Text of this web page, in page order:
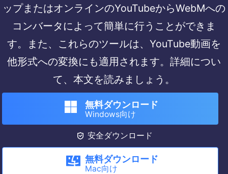
ップまたはオンラインのYouTubeからWebMへの
コンバータによって簡単に行うことができま
す。また、これらのツールは、YouTube動画を
他形式への変換にも適用されます。詳細につい
て、本文を読みましょう。
無料ダウンロード
Windows向け
 安全ダウンロード
無料ダウンロード
Mac向け